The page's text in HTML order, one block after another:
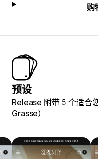
购
预设
Release 附带 5 个适合
Grasse）